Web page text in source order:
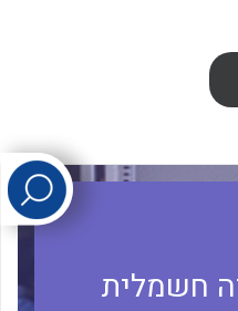
לכל מוצרי היצרן
חשמלית